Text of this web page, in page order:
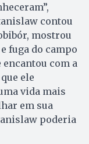
contou
mostrou
fuga do campo
encantou com a
ele
vida mais
em sua
poderia